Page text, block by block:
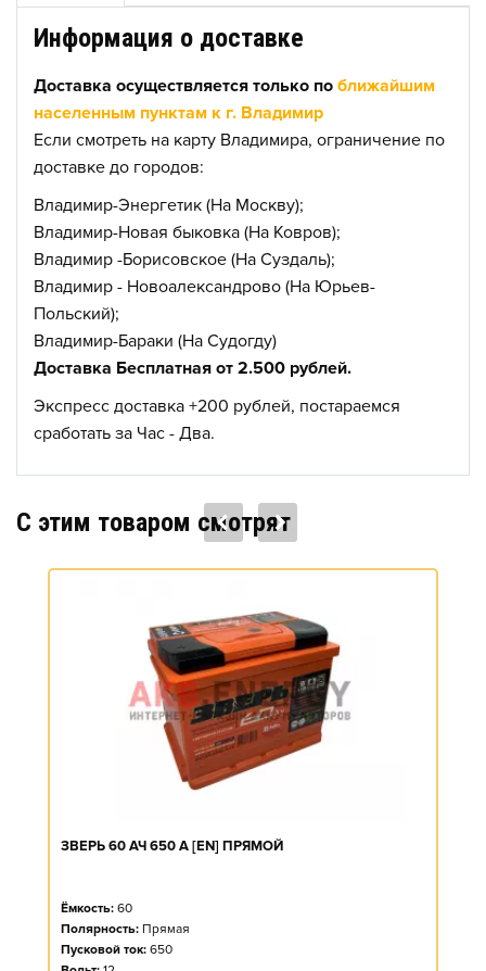
Информация о доставке
Доставка осуществляется только по ближайшим
населенным пунктам к г. Владимир
Если смотреть на карту Владимира, ограничение по
доставке до городов:
Владимир-Энергетик (На Москву);
Владимир-Новая быковка (На Ковров);
Владимир -Борисовское (На Суздаль);
Владимир - Новоалександрово (На Юрьев-
Польский);
Владимир-Бараки (На Судогду)
Доставка Бесплатная от 2.500 рублей.
Экспресс доставка +200 рублей, постараемся
сработать за Час - Два.
C этим товаром смотрят
ЗВЕРЬ 60 АЧ 650 А [EN] ПРЯМОЙ
Ёмкость: 60
Полярность: Прямая
Пусковой ток: 650